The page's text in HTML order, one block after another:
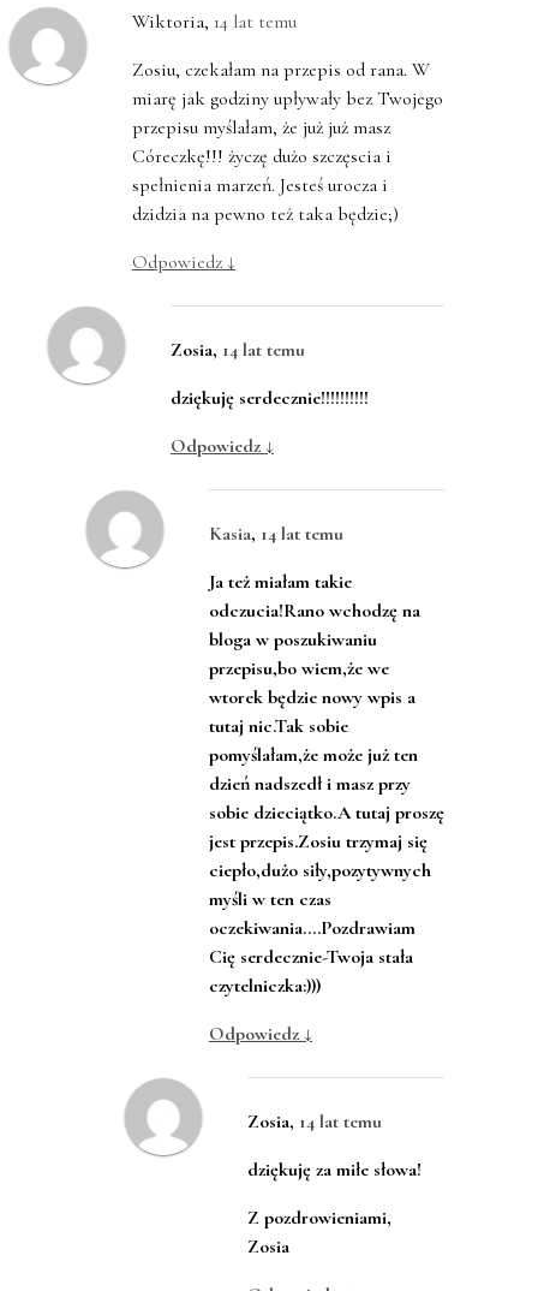
Wiktoria, 14 lat temu
Zosiu, czekałam na przepis od rana. W
miarę jak godziny upływały bez Twojego
przepisu myślałam, że już już masz
Córeczkę!!! życzę dużo szczęscia i
spełnienia marzeń. Jesteś urocza i
dzidzia na pewno też taka będzie;)
Odpowiedz ↓
Zosia, 14 lat temu
dziękuję serdecznie!!!!!!!!!!
Odpowiedz ↓
Kasia, 14 lat temu
Ja też miałam takie
odczucia!Rano wchodzę na
bloga w poszukiwaniu
przepisu,bo wiem,że we
wtorek będzie nowy wpis a
tutaj nic.Tak sobie
pomyślałam,że może już ten
dzień nadszedł i masz przy
sobie dzieciątko.A tutaj proszę
jest przepis.Zosiu trzymaj się
ciepło,dużo siły,pozytywnych
myśli w ten czas
oczekiwania….Pozdrawiam
Cię serdecznie-Twoja stała
czytelniczka:)))
Odpowiedz ↓
Zosia, 14 lat temu
dziękuję za miłe słowa!
Z pozdrowieniami,
Zosia